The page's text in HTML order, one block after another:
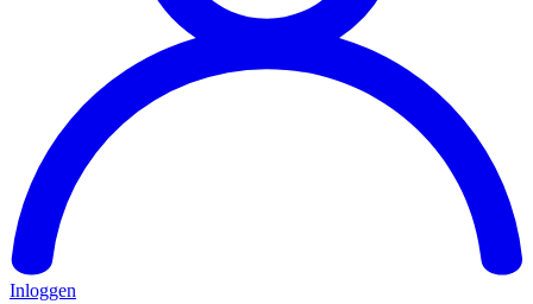
Inloggen